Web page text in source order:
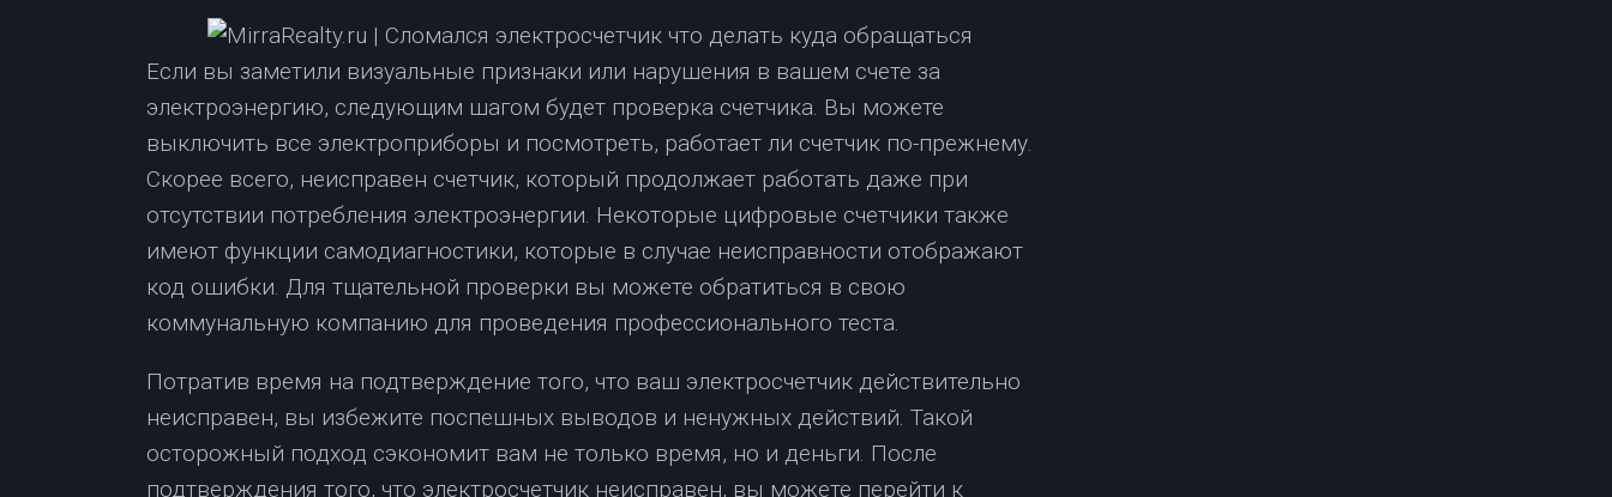
Если вы заметили визуальные признаки или нарушения в вашем счете за
электроэнергию, следующим шагом будет проверка счетчика. Вы можете
выключить все электроприборы и посмотреть, работает ли счетчик по-прежнему.
Скорее всего, неисправен счетчик, который продолжает работать даже при
отсутствии потребления электроэнергии. Некоторые цифровые счетчики также
имеют функции самодиагностики, которые в случае неисправности отображают
код ошибки. Для тщательной проверки вы можете обратиться в свою
коммунальную компанию для проведения профессионального теста.
Потратив время на подтверждение того, что ваш электросчетчик действительно
неисправен, вы избежите поспешных выводов и ненужных действий. Такой
осторожный подход сэкономит вам не только время, но и деньги. После
подтверждения того, что электросчетчик неисправен, вы можете перейти к